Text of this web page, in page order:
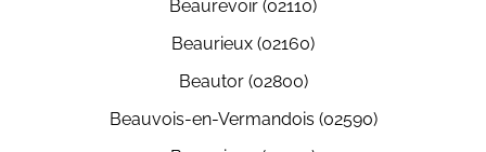
Beaurevoir (02110)
Beaurieux (02160)
Beautor (02800)
Beauvois-en-Vermandois (02590)